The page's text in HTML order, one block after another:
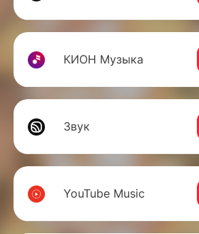
КИОН Музыка
Звук
YouTube Music